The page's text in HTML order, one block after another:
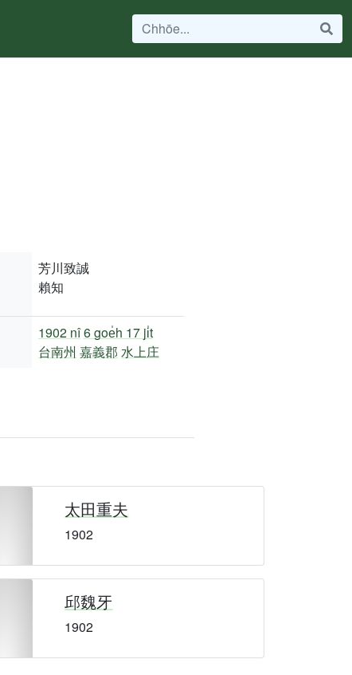
芳川致誠
賴知
1902 nî6 goe̍h 17 ji̍t
台南州 嘉義郡 水上庄
太田重夫
1902
邱魏牙
1902